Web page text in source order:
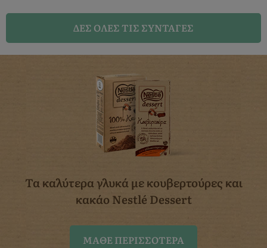
ΔΈΣ ΌΛΕΣ ΤΙΣ ΣΥΝΤΑΓΈΣ
Τα καλύτερα γλυκά με κουβερτούρες και
κακάο Nestlé Dessert
ΜΆΘΕ ΠΕΡΙΣΣΌΤΕΡΑ